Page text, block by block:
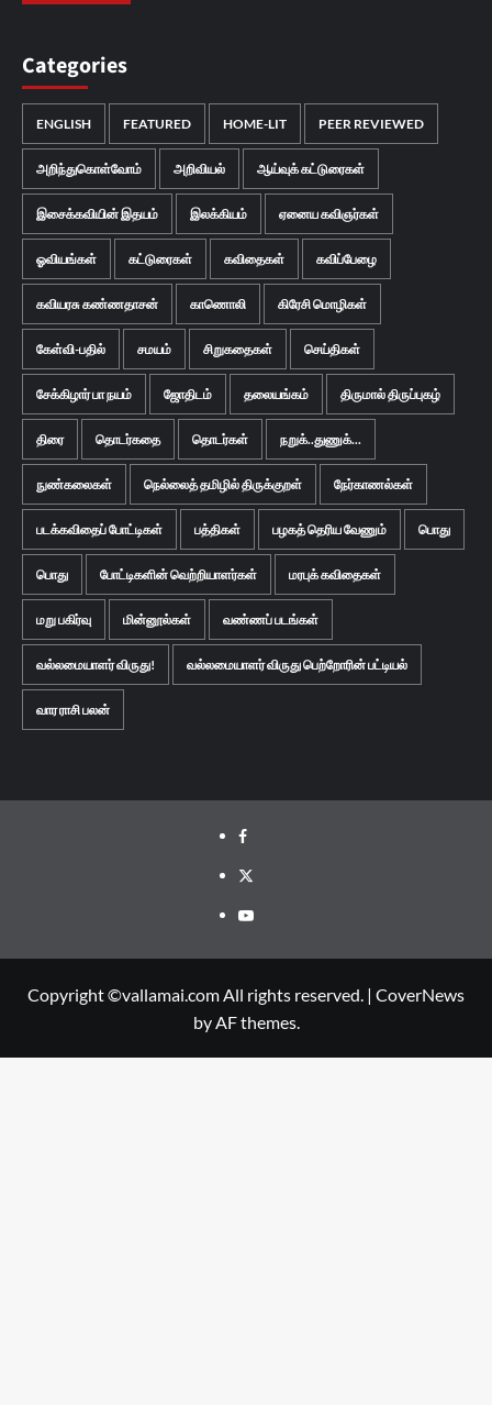
Categories
ENGLISH FEATURED HOME-LIT PEER REVIEWED
அறிந்துகொள்வோம் அறிவியல் ஆய்வுக் கட்டுரைகள்
இசைக்கவியின் இதயம் இலக்கியம் ஏனைய கவிஞர்கள்
ஓவியங்கள் கட்டுரைகள் கவிதைகள் கவிப்பேழை
கவியரசு கண்ணதாசன் காணொலி கிரேசி மொழிகள்
கேள்வி-பதில் சமயம் சிறுகதைகள் செய்திகள்
சேக்கிழார் பா நயம் ஜோதிடம் தலையங்கம் திருமால் திருப்புகழ்
திரை தொடர்கதை தொடர்கள் நறுக்..துணுக்...
நுண்கலைகள் நெல்லைத் தமிழில் திருக்குறள் நேர்காணல்கள்
படக்கவிதைப் போட்டிகள் பத்திகள் பழகத் தெரிய வேணும் பொது
பொது போட்டிகளின் வெற்றியாளர்கள் மரபுக் கவிதைகள்
மறு பகிர்வு மின்னூல்கள் வண்ணப் படங்கள்
வல்லமையாளர் விருது! வல்லமையாளர் விருது பெற்றோரின் பட்டியல்
வார ராசி பலன்
Facebook
Twitter
Youtube
Copyright ©vallamai.com All rights reserved. | CoverNews
by AF themes.